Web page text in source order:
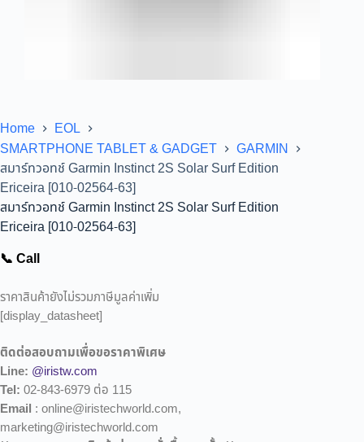
Home
EOL
SMARTPHONE TABLET & GADGET
GARMIN
สมาร์ทวอทช์ Garmin Instinct 2S Solar Surf Edition
Ericeira [010-02564-63]
สมาร์ทวอทช์ Garmin Instinct 2S Solar Surf Edition
Ericeira [010-02564-63]
📞 Call
ราคาสินค้ายังไม่รวมภาษีมูลค่าเพิ่ม
[display_datasheet]
ติดต่อสอบถามเพื่อขอราคาพิเศษ
Line: @iristw.com
Tel: 02-843-6979 ต่อ 115
Email : online@iristechworld.com,
marketing@iristechworld.com